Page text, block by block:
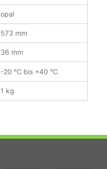
opal
573 mm
36 mm
-20 °C bis +40 °C
1 kg